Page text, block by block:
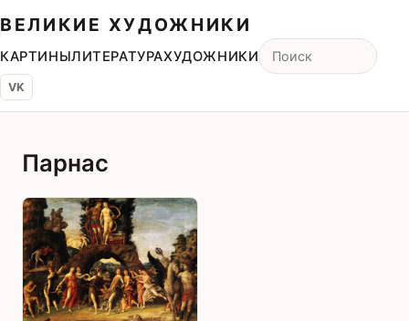
ВЕЛИКИЕ ХУДОЖНИКИ
КАРТИНЫЛИТЕРАТУРАХУДОЖНИКИ
VK
Парнас